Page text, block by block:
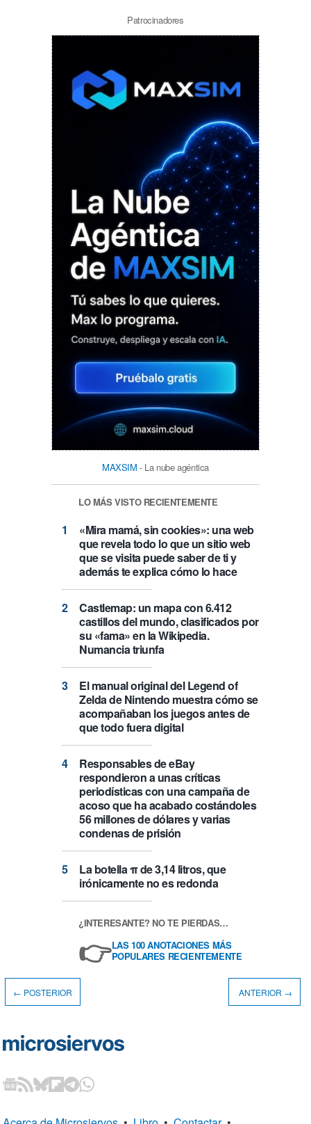
Patrocinadores
MAXSIM - La nube agéntica
LO MÁS VISTO RECIENTEMENTE
«Mira mamá, sin cookies»: una web
que revela todo lo que un sitio web
que se visita puede saber de ti y
además te explica cómo lo hace
Castlemap: un mapa con 6.412
castillos del mundo, clasificados por
su «fama» en la Wikipedia.
Numancia triunfa
El manual original del Legend of
Zelda de Nintendo muestra cómo se
acompañaban los juegos antes de
que todo fuera digital
Responsables de eBay
respondieron a unas críticas
periodísticas con una campaña de
acoso que ha acabado costándoles
56 millones de dólares y varias
condenas de prisión
La botella π de 3,14 litros, que
irónicamente no es redonda
¿INTERESANTE? NO TE PIERDAS…
👉LAS 100 ANOTACIONES MÁS
POPULARES RECIENTEMENTE
← POSTERIOR ANTERIOR →